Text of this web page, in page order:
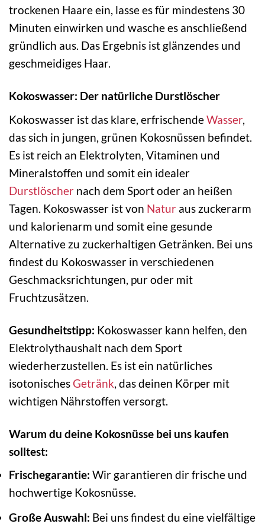
trockenen Haare ein, lasse es für mindestens 30
Minuten einwirken und wasche es anschließend
gründlich aus. Das Ergebnis ist glänzendes und
geschmeidiges Haar.
Kokoswasser: Der natürliche Durstlöscher
Kokoswasser ist das klare, erfrischendeWasser,
das sich in jungen, grünen Kokosnüssen befindet.
Es ist reich an Elektrolyten, Vitaminen und
Mineralstoffen und somit ein idealer
Durstlöscher nach dem Sport oder an heißen
Tagen. Kokoswasser ist von Natur aus zuckerarm
und kalorienarm und somit eine gesunde
Alternative zu zuckerhaltigen Getränken. Bei uns
findest du Kokoswasser in verschiedenen
Geschmacksrichtungen, pur oder mit
Fruchtzusätzen.
Gesundheitstipp: Kokoswasser kann helfen, den
Elektrolythaushalt nach dem Sport
wiederherzustellen. Es ist ein natürliches
isotonisches Getränk , das deinen Körper mit
wichtigen Nährstoffen versorgt.
Warum du deine Kokosnüsse bei uns kaufen
solltest:
Frischegarantie: Wir garantieren dir frische und
hochwertige Kokosnüsse.
Große Auswahl: Bei uns findest du eine vielfältige